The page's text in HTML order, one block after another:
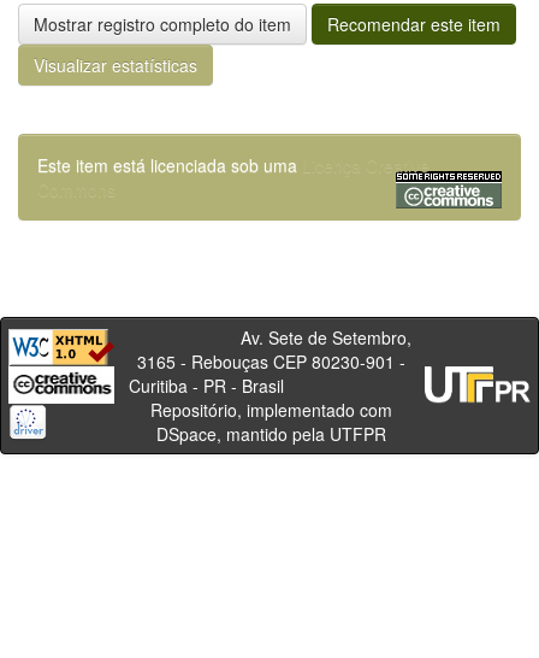
Mostrar registro completo do item
Recomendar este item
Visualizar estatísticas
Este item está licenciada sob uma
Licença Creative
Commons
Av. Sete de Setembro,
3165 - Rebouças CEP 80230-901 -
Curitiba - PR - Brasil
Repositório, implementado com
DSpace, mantido pela UTFPR